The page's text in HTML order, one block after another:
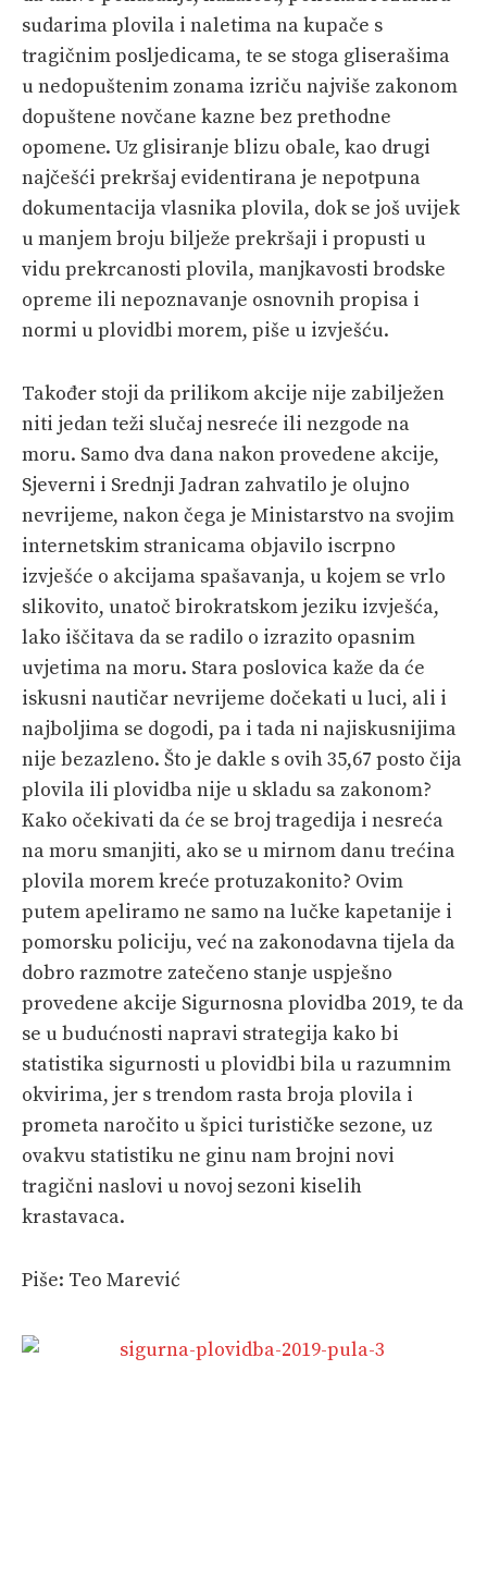
sudarima plovila i naletima na kupače s
tragičnim posljedicama, te se stoga gliserašima
u nedopuštenim zonama izriču najviše zakonom
dopuštene novčane kazne bez prethodne
opomene. Uz glisiranje blizu obale, kao drugi
najčešći prekršaj evidentirana je nepotpuna
dokumentacija vlasnika plovila, dok se još uvijek
u manjem broju bilježe prekršaji i propusti u
vidu prekrcanosti plovila, manjkavosti brodske
opreme ili nepoznavanje osnovnih propisa i
normi u plovidbi morem, piše u izvješću.
Također stoji da prilikom akcije nije zabilježen
niti jedan teži slučaj nesreće ili nezgode na
moru. Samo dva dana nakon provedene akcije,
Sjeverni i Srednji Jadran zahvatilo je olujno
nevrijeme, nakon čega je Ministarstvo na svojim
internetskim stranicama objavilo iscrpno
izvješće o akcijama spašavanja, u kojem se vrlo
slikovito, unatoč birokratskom jeziku izvješća,
lako iščitava da se radilo o izrazito opasnim
uvjetima na moru. Stara poslovica kaže da će
iskusni nautičar nevrijeme dočekati u luci, ali i
najboljima se dogodi, pa i tada ni najiskusnijima
nije bezazleno. Što je dakle s ovih 35,67 posto čija
plovila ili plovidba nije u skladu sa zakonom?
Kako očekivati da će se broj tragedija i nesreća
na moru smanjiti, ako se u mirnom danu trećina
plovila morem kreće protuzakonito? Ovim
putem apeliramo ne samo na lučke kapetanije i
pomorsku policiju, već na zakonodavna tijela da
dobro razmotre zatečeno stanje uspješno
provedene akcije Sigurnosna plovidba 2019, te da
se u budućnosti napravi strategija kako bi
statistika sigurnosti u plovidbi bila u razumnim
okvirima, jer s trendom rasta broja plovila i
prometa naročito u špici turističke sezone, uz
ovakvu statistiku ne ginu nam brojni novi
tragični naslovi u novoj sezoni kiselih
krastavaca.
Piše: Teo Marević